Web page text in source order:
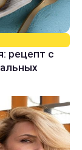
рецепт с